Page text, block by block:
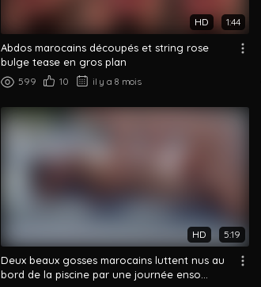
HD 1:44
Abdos marocains découpés et string rose
bulge tease en gros plan
599 10 il y a 8 mois
HD 5:19
Deux beaux gosses marocains luttent nus au
bord de la piscine par une journée enso...